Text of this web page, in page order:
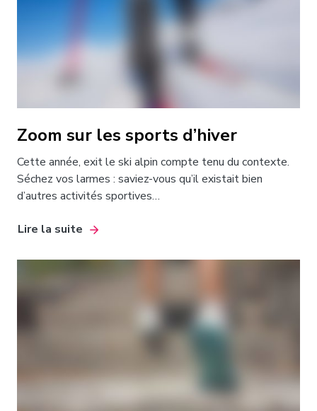
Zoom sur les sports d’hiver
Cette année, exit le ski alpin compte tenu du contexte.
Séchez vos larmes : saviez-vous qu’il existait bien
d’autres activités sportives…
Lire la suite